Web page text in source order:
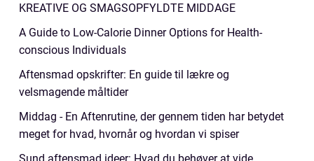
KREATIVE OG SMAGSOPFYLDTE MIDDAGE
A Guide to Low-Calorie Dinner Options for Health-
conscious Individuals
Aftensmad opskrifter: En guide til lækre og
velsmagende måltider
Middag - En Aftenrutine, der gennem tiden har betydet
meget for hvad, hvornår og hvordan vi spiser